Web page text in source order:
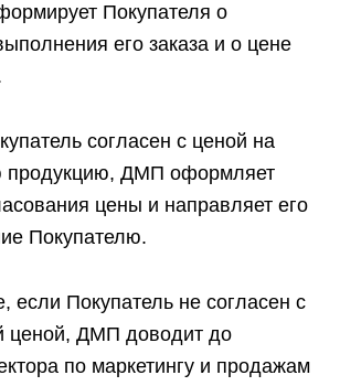
Покупателя о
его заказа и о цене
согласен с ценой на
продукцию, ДМП оформляет
цены и направляет его
Покупателю.
если Покупатель не согласен с
ценой, ДМП доводит до
по маркетингу и продажам